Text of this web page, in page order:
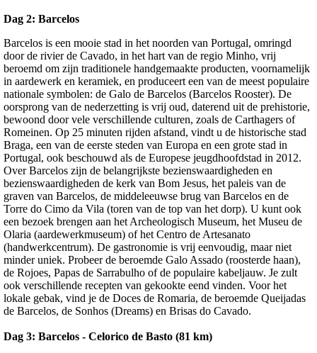
Dag 2: Barcelos
Barcelos is een mooie stad in het noorden van Portugal, omringd
door de rivier de Cavado, in het hart van de regio Minho, vrij
beroemd om zijn traditionele handgemaakte producten, voornamelijk
in aardewerk en keramiek, en produceert een van de meest populaire
nationale symbolen: de Galo de Barcelos (Barcelos Rooster). De
oorsprong van de nederzetting is vrij oud, daterend uit de prehistorie,
bewoond door vele verschillende culturen, zoals de Carthagers of
Romeinen. Op 25 minuten rijden afstand, vindt u de historische stad
Braga, een van de eerste steden van Europa en een grote stad in
Portugal, ook beschouwd als de Europese jeugdhoofdstad in 2012.
Over Barcelos zijn de belangrijkste bezienswaardigheden en
bezienswaardigheden de kerk van Bom Jesus, het paleis van de
graven van Barcelos, de middeleeuwse brug van Barcelos en de
Torre do Cimo da Vila (toren van de top van het dorp). U kunt ook
een bezoek brengen aan het Archeologisch Museum, het Museu de
Olaria (aardewerkmuseum) of het Centro de Artesanato
(handwerkcentrum). De gastronomie is vrij eenvoudig, maar niet
minder uniek. Probeer de beroemde Galo Assado (roosterde haan),
de Rojoes, Papas de Sarrabulho of de populaire kabeljauw. Je zult
ook verschillende recepten van gekookte eend vinden. Voor het
lokale gebak, vind je de Doces de Romaria, de beroemde Queijadas
de Barcelos, de Sonhos (Dreams) en Brisas do Cavado.
Dag 3: Barcelos - Celorico de Basto (81 km)